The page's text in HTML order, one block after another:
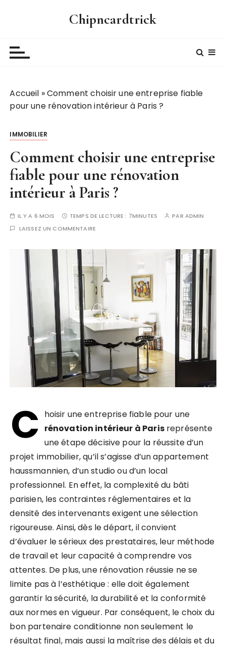
Chipncardtrick
Accueil »Comment choisir une entreprise fiable
pour une rénovation intérieur à Paris ?
IMMOBILIER
Comment choisir une entreprise
fiable pour une rénovation
intérieur à Paris ?
IL Y A 6 MOIS TEMPS DE LECTURE : 7MINUTES PAR ADMIN
LAISSEZ UN COMMENTAIRE
C hoisir une entreprise fiable pour une
rénovation intérieur à Parisreprésente
une étape décisive pour la réussite d’un
projet immobilier, qu’il s’agisse d’un appartement
haussmannien, d’un studio ou d’un local
professionnel. En effet, la complexité du bâti
parisien, les contraintes réglementaires et la
densité des intervenants exigent une sélection
rigoureuse. Ainsi, dès le départ, il convient
d’évaluer le sérieux des prestataires, leur méthode
de travail et leur capacité à comprendre vos
attentes. De plus, une rénovation réussie ne se
limite pas à l’esthétique : elle doit également
garantir la sécurité, la durabilité et la conformité
aux normes en vigueur. Par conséquent, le choix du
bon partenaire conditionne non seulement le
résultat final, mais aussi la maîtrise des délais et du